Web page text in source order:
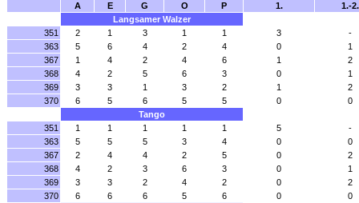
A
E G O P 1.
1.-2.
Langsamer Walzer
351
2 1 3 1 1 3
-
363
5 6 4 2 4 0
1
367
1 4 2 4 6 1
2
368
4 2 5 6 3 0
1
369
3 3 1 3 2 1
2
370
6 5 6 5 5 0
0
Tango
351
1 1 1 1 1 5
-
363
5 5 5 3 4 0
0
367
2 4 4 2 5 0
2
368
4 2 3 6 3 0
1
369
3 3 2 4 2 0
2
370
6 6 6 5 6 0
0